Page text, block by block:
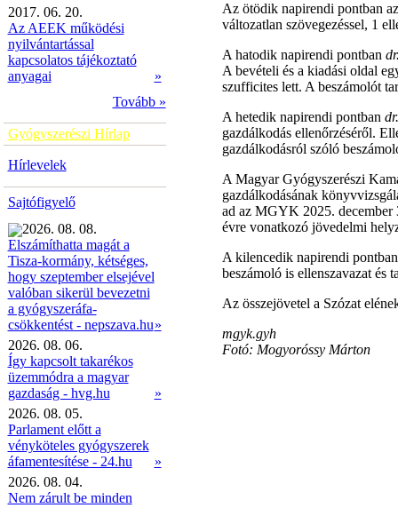
2017. 06. 20.
Az AEEK működési
nyilvántartással
kapcsolatos tájékoztató
anyagai
»
Tovább »
Gyógyszerészi Hírlap
Hírlevelek
Sajtófigyelő
2026. 08. 08.
Elszámíthatta magát a
Tisza-kormány, kétséges,
hogy szeptember elsejével
valóban sikerül bevezetni
a gyógyszeráfa-
csökkentést - nepszava.hu»
2026. 08. 06.
Így kapcsolt takarékos
üzemmódra a magyar
gazdaság - hvg.hu
»
2026. 08. 05.
Parlament előtt a
vényköteles gyógyszerek
áfamentesítése - 24.hu
»
2026. 08. 04.
Nem zárult be minden
Az ötödik napirendi pontban
változatlan szövegezéssel, 1
A hatodik napirendi pontban
A bevételi és a kiadási oldal
szufficites lett. A beszámolót
A hetedik napirendi pontban
gazdálkodás ellenőrzéséről.
gazdálkodásról szóló
A Magyar Gyógyszerészi
gazdálkodásának
ad az MGYK 2025. december
évre vonatkozó jövedelmi
A kilencedik napirendi pontban
beszámoló is ellenszavazat és
Az összejövetel a Szózat
mgyk.gyh
Fotó: Mogyoróssy Márton